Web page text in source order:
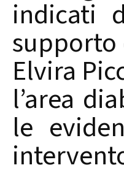
indicati
supporto
Elvira
l’area
le